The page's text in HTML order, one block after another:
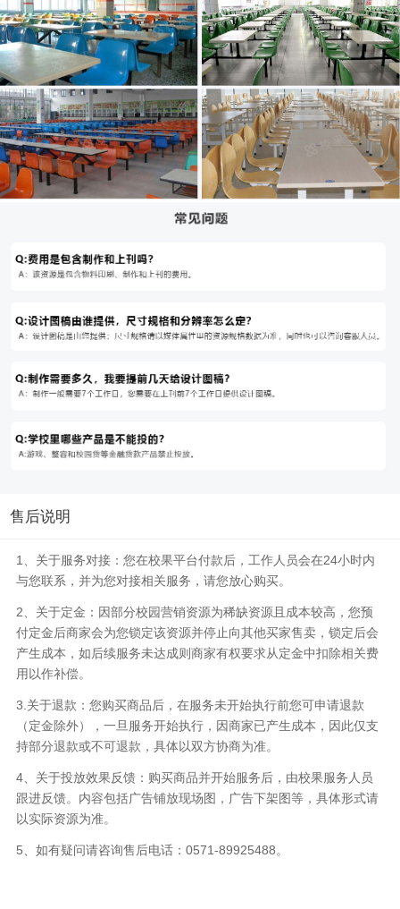
售后说明
1、关于服务对接：您在校果平台付款后，工作人员会在24小时内
与您联系，并为您对接相关服务，请您放心购买。
2、关于定金：因部分校园营销资源为稀缺资源且成本较高，您预
付定金后商家会为您锁定该资源并停止向其他买家售卖，锁定后会
产生成本，如后续服务未达成则商家有权要求从定金中扣除相关费
用以作补偿。
3.关于退款：您购买商品后，在服务未开始执行前您可申请退款
（定金除外），一旦服务开始执行，因商家已产生成本，因此仅支
持部分退款或不可退款，具体以双方协商为准。
4、关于投放效果反馈：购买商品并开始服务后，由校果服务人员
跟进反馈。内容包括广告铺放现场图，广告下架图等，具体形式请
以实际资源为准。
5、如有疑问请咨询售后电话：0571-89925488。